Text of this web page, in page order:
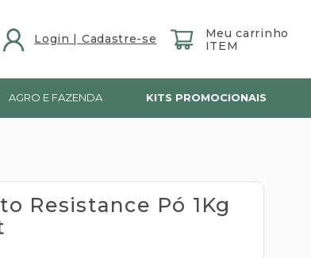
AGRO E FAZENDA KITS PROMOCIONAIS
Resistance Pó 1Kg